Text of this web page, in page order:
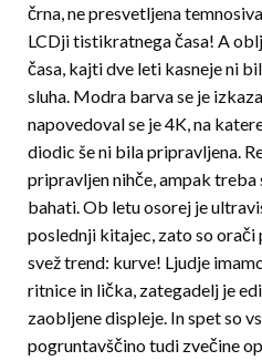
črna, ne presvetljena
LCDji tistikratnega časa! A
časa, kajti dve leti kasneje ni
sluha. Modra barva se je
napovedoval se je 4K, na
diodic še ni bila pripravljena.
pripravljen nihče, ampak treba
bahati. Ob letu osorej je
poslednji kitajec, zato so
svež trend: kurve! Ljudje
ritnice in lička, zategadelj je
zaobljene displeje. In spet so
pogruntavščino tudi zvečine